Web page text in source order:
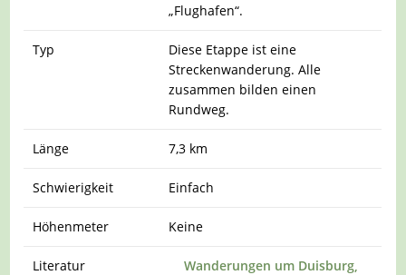
„Flughafen“.
Typ
Diese Etappe ist eine
Streckenwanderung. Alle
zusammen bilden einen
Rundweg.
Länge 7,3 km
Schwierigkeit Einfach
Höhenmeter Keine
Literatur
Wanderungen um Duisburg,